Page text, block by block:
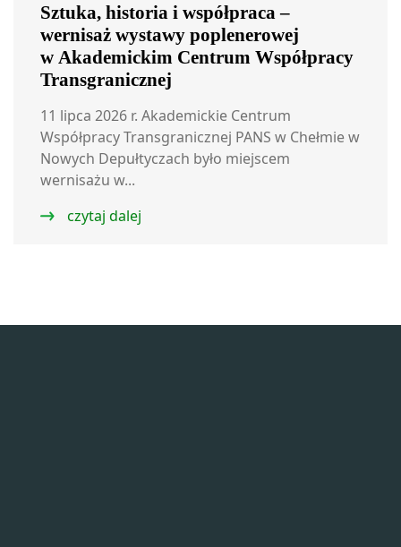
Sztuka, historia i współpraca –
wernisaż wystawy poplenerowej
w Akademickim Centrum Współpracy
Transgranicznej
11 lipca 2026 r. Akademickie Centrum
Współpracy Transgranicznej PANS w Chełmie w
Nowych Depułtyczach było miejscem
wernisażu w...
czytaj dalej